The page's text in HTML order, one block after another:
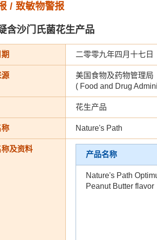
/ 致敏物警报
含沙门氏菌花生产品
二零零九年四月十七日
源
美国食物及药物管理局
( Food and Drug
花生产品
称 Nature's Path
及资料
产品名称
Nature's Path
Peanut Butter flavor